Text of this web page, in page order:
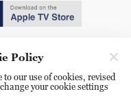
Policy
our use of cookies, revised
your cookie settings